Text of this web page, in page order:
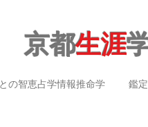
京都生涯
の智恵占学情報推命学 鑑